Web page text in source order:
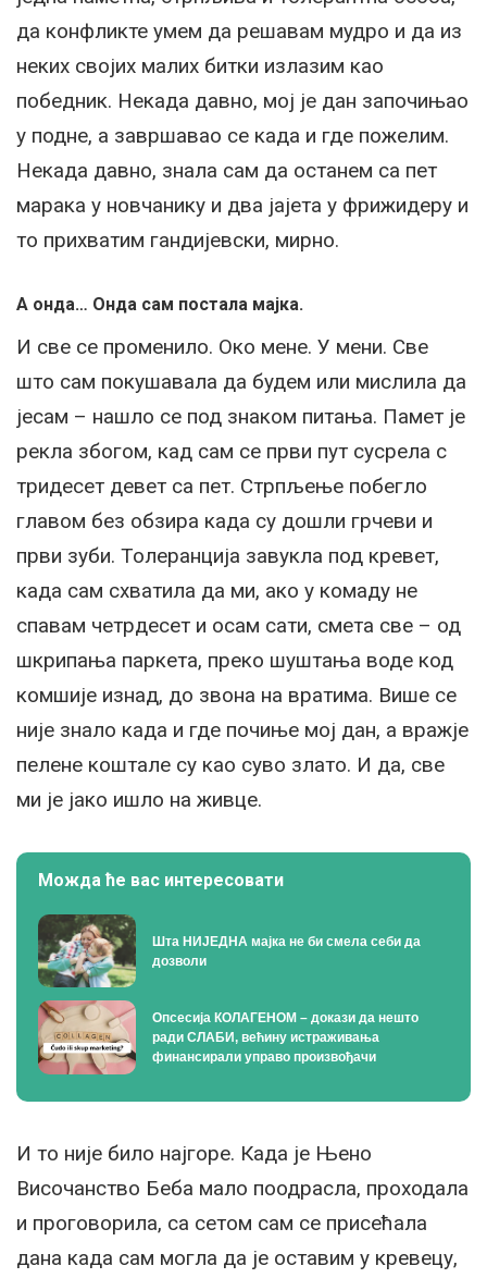
да конфликте умем да решавам мудро и да из
неких својих малих битки излазим као
победник. Некада давно, мој је дан започињао
у подне, а завршавао се када и где пожелим.
Некада давно, знала сам да останем са пет
марака у новчанику и два јајета у фрижидеру и
то прихватим гандијевски, мирно.
А онда… Онда сам постала мајка.
И све се променило. Око мене. У мени. Све
што сам покушавала да будем или мислила да
јесам – нашло се под знаком питања. Памет је
рекла збогом, кад сам се први пут сусрела с
тридесет девет са пет. Стрпљење побегло
главом без обзира када су дошли грчеви и
први зуби. Толеранција завукла под кревет,
када сам схватила да ми, ако у комаду не
спавам четрдесет и осам сати, смета све – од
шкрипања паркета, преко шуштања воде код
комшије изнад, до звона на вратима. Више се
није знало када и где почиње мој дан, а вражје
пелене коштале су као суво злато. И да, све
ми је јако ишло на живце.
Можда ће вас интересовати
Шта НИЈЕДНА мајка не би смела себи да
дозволи
Опсесија КОЛАГЕНОМ – докази да нешто
ради СЛАБИ, већину истраживања
финансирали управо произвођачи
И то није било најгоре. Када је Њено
Височанство Беба мало поодрасла, проходала
и проговорила, са сетом сам се присећала
дана када сам могла да је оставим у кревецу,